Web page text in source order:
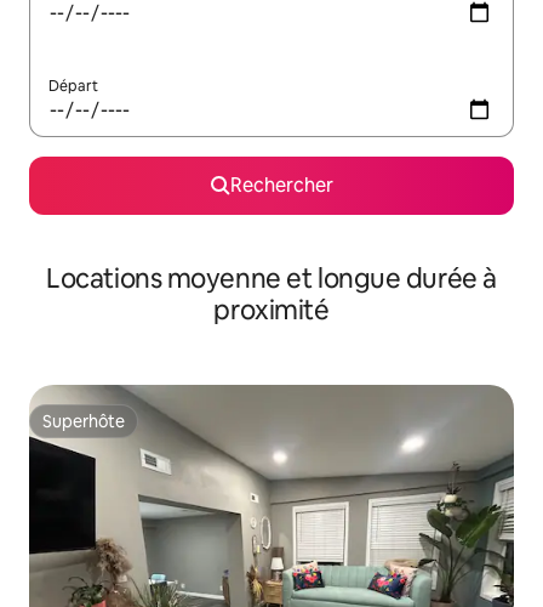
Départ
Rechercher
Locations moyenne et longue durée à
proximité
Superhôte
Superhôte